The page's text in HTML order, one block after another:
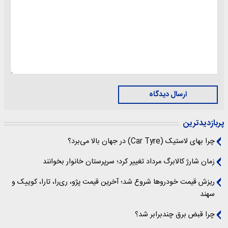
ارسال دیدگاه
پربازدیدترین
چرا بهای لاستیک (Car Tyre) در جهان بالا می‌برد؟
زمان شارژ کالابرگ مرداد تغییر کرد؛ سرپرستان خانوار بخوانند
ریزش قیمت خودروها شروع شد؛ آخرین قیمت پژو، ری‌را، تارا، کوییک و
سهند
چرا قبض برق چندبرابر شد؟